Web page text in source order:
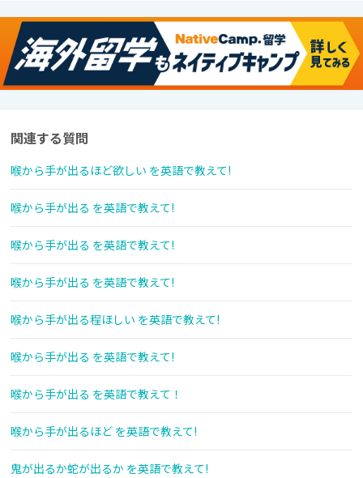
関連する質問
喉から手が出るほど欲しい を英語で教えて!
喉から手が出る を英語で教えて!
喉から手が出る を英語で教えて!
喉から手が出る を英語で教えて!
喉から手が出る程ほしい を英語で教えて!
喉から手が出る を英語で教えて!
喉から手が出る を英語で教えて！
喉から手が出るほど を英語で教えて!
鬼が出るか蛇が出るか を英語で教えて!